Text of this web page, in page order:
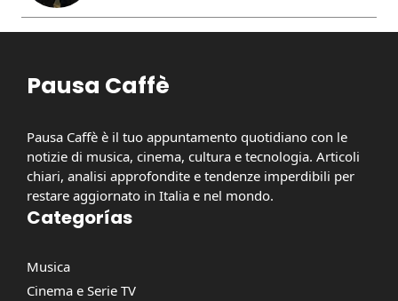
Pausa Caffè
Pausa Caffè è il tuo appuntamento quotidiano con le
notizie di musica, cinema, cultura e tecnologia. Articoli
chiari, analisi approfondite e tendenze imperdibili per
restare aggiornato in Italia e nel mondo.
Categorías
Musica
Cinema e Serie TV